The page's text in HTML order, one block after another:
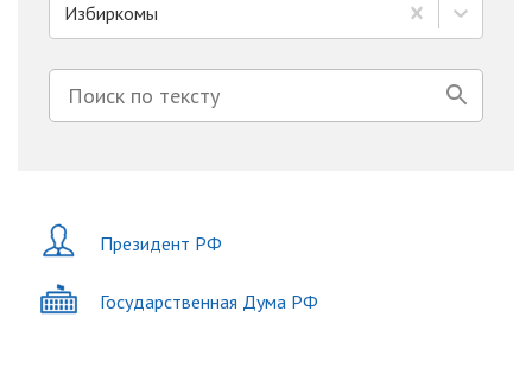
Избиркомы
Президент РФ
Государственная Дума РФ